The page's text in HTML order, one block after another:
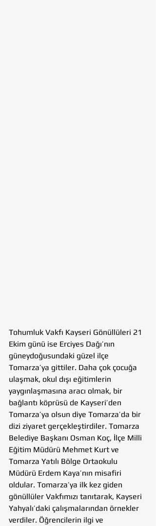
Tohumluk Vakfı Kayseri Gönüllüleri 21
Ekim günü ise Erciyes Dağı’nın
güneydoğusundaki güzel ilçe
Tomarza’ya gittiler. Daha çok çocuğa
ulaşmak, okul dışı eğitimlerin
yaygınlaşmasına aracı olmak, bir
bağlantı köprüsü de Kayseri’den
Tomarza’ya olsun diye Tomarza’da bir
dizi ziyaret gerçekleştirdiler. Tomarza
Belediye Başkanı Osman Koç, İlçe Milli
Eğitim Müdürü Mehmet Kurt ve
Tomarza Yatılı Bölge Ortaokulu
Müdürü Erdem Kaya’nın misafiri
oldular. Tomarza’ya ilk kez giden
gönüllüler Vakfımızı tanıtarak, Kayseri
Yahyalı’daki çalışmalarından örnekler
verdiler. Öğrencilerin ilgi ve